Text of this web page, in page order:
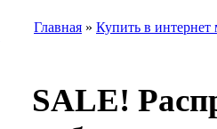
Главная » Купить в интернет
SALE!